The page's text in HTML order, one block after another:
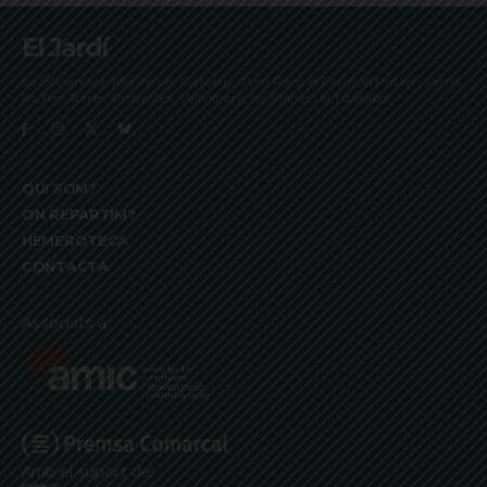
El Jardí
La Bonanova, Monterols, Galvany, Turó Parc, el Farró, el Putxet, Sarrià,
les Tres Torres, Pedralbes, Vallvidrera, les Planes i el Tibidabo
QUI SOM?
ON REPARTIM?
HEMEROTECA
CONTACTA
Associats a:
Amb el suport de: